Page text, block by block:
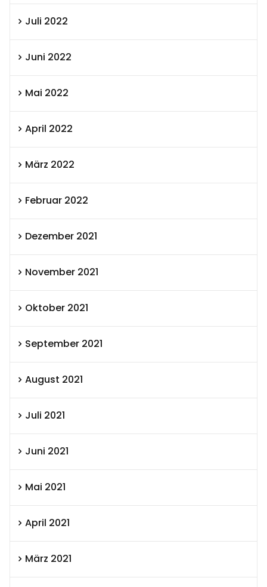
Juli 2022
Juni 2022
Mai 2022
April 2022
März 2022
Februar 2022
Dezember 2021
November 2021
Oktober 2021
September 2021
August 2021
Juli 2021
Juni 2021
Mai 2021
April 2021
März 2021